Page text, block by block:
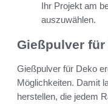
Ihr Projekt am
auszuwählen.
Gießpulver
Gießpulver für Deko
Möglichkeiten. Damit
herstellen, die jedem